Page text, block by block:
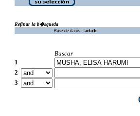
Refinar la b�squeda
Base de datos : article
Buscar
1
2
3